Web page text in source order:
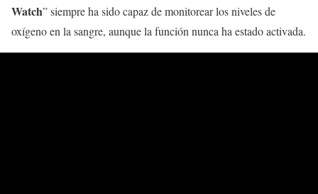
Watch” siempre ha sido capaz de monitorear los niveles de
oxígeno en la sangre, aunque la función nunca ha estado activada.